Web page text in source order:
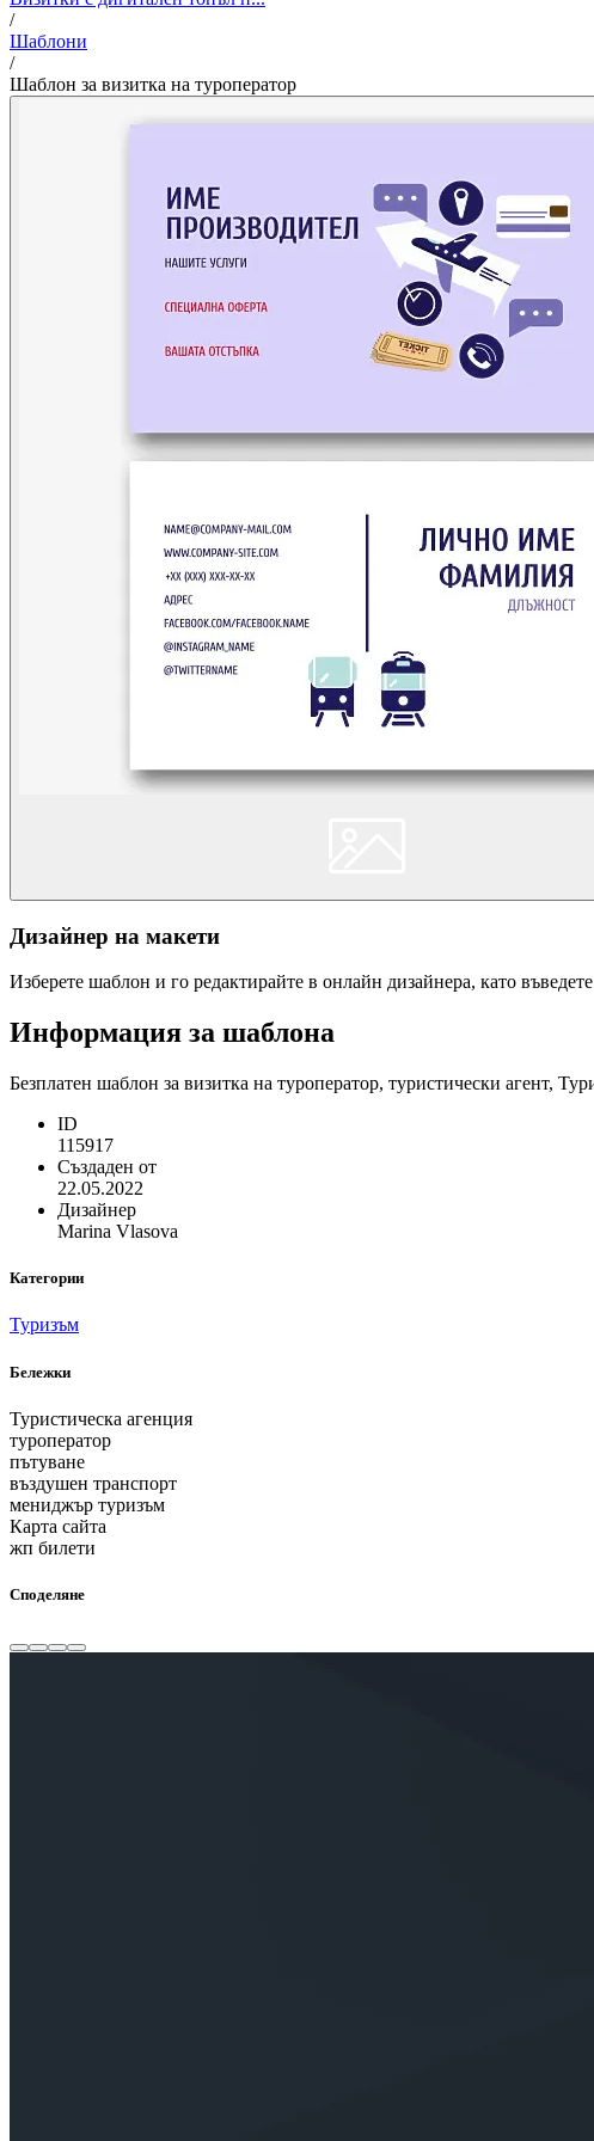
/
Шаблони
/
Шаблон за визитка на туроператор
Дизайнер на макети
Изберете шаблон и го редактирайте в онлайн дизайнера, като
Информация за шаблона
Безплатен шаблон за визитка на туроператор, туристически агент,
ID
115917
Създаден от
22.05.2022
Дизайнер
Marina Vlasova
Категории
Туризъм
Бележки
Туристическа агенция
туроператор
пътуване
въздушен транспорт
мениджър туризъм
Карта сайта
жп билети
Споделяне